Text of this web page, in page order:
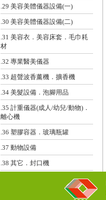
.29 美容美體儀器設備(一)
.30 美容美體儀器設備(二)
.31 美容衣．美容床套．毛巾耗
材
.32 專業醫美儀器
.33 超聲波香薰機．擴香機
.34 美髮設備．泡腳用品
.35 計重儀器(成人/幼兒/動物)．
離心機
.36 塑膠容器．玻璃瓶罐
.37 動物設備
.38 其它．封口機